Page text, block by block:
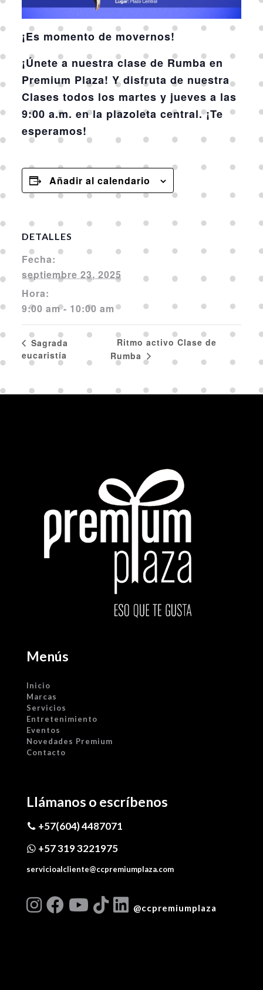
¡Es momento de movernos!
¡Únete a nuestra clase de Rumba en
Premium Plaza! Y disfruta de nuestra
Clases todos los martes y jueves a las
9:00 a.m. en la plazoleta central. ¡Te
esperamos!
Añadir al calendario
DETALLES
Fecha:
septiembre 23, 2025
Hora:
9:00 am - 10:00 am
Sagrada
eucaristía
Ritmo activo Clase de
Rumba
Menús
Inicio
Marcas
Servicios
Entretenimiento
Eventos
Novedades Premium
Contacto
Llámanos o escríbenos
+57(604) 4487071
+57 319 3221975
servicioalcliente@ccpremiumplaza.com
@ccpremiumplaza